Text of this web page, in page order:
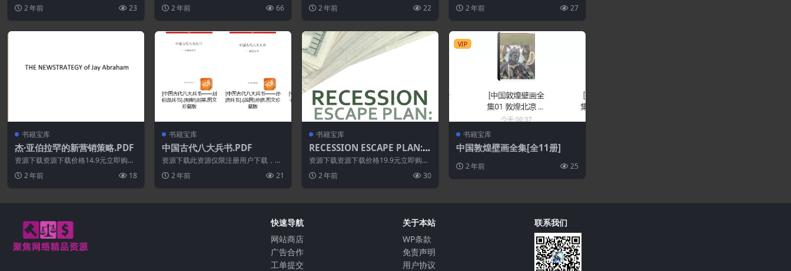
2 年前 23
永久更新资...
2 年前 66 2 年前 22
第一個想到...
2 年前 27
书籍宝库
杰·亚伯拉罕的新营销策略.PDF
资源下载资源下载价格14.9元立即购
2 年前 18
书籍宝库
中国古代八大兵书.PDF
资源下载此资源仅限注册用户下载，请
永久更新资...
2 年前 21
书籍宝库
RECESSION ESCAPE PLAN:
HOW TO BOOST SALES AND
PROFITS NOW
资源下载资源下载价格19.9元立即购
2 年前 30
VIP
书籍宝库
中国敦煌壁画全集[全11册]
2 年前 25
快速导航
网站商店
广告合作
工单提交
关于本站
WP条款
免责声明
用户协议
联系我们